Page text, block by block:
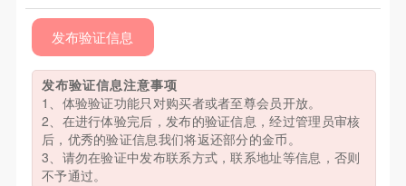
发布验证信息
发布验证信息注意事项
1、体验验证功能只对购买者或者至尊会员开放。
2、在进行体验完后，发布的验证信息，经过管理员审核
后，优秀的验证信息我们将返还部分的金币。
3、请勿在验证中发布联系方式，联系地址等信息，否则
不予通过。